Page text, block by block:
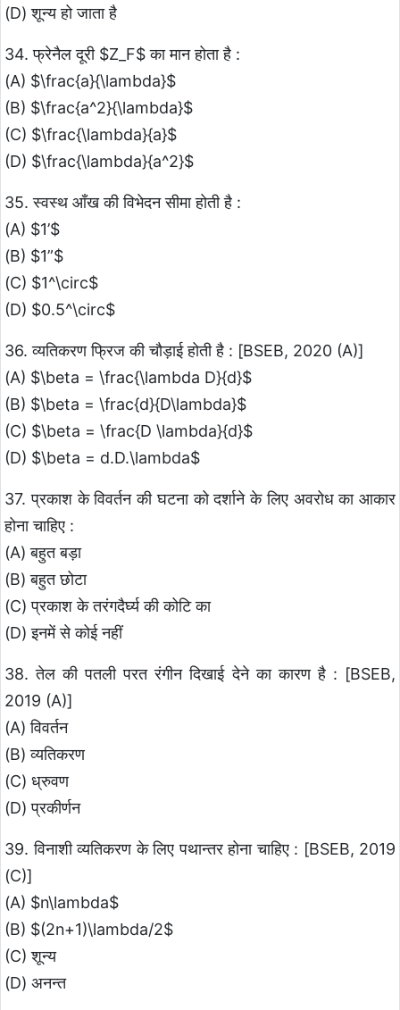
(D) शून्य हो जाता है
34. फ्रेनैल दूरी $Z_F$ का मान होता है :
(A) $\frac{a}{\lambda}$
(B) $\frac{a^2}{\lambda}$
(C) $\frac{\lambda}{a}$
(D) $\frac{\lambda}{a^2}$
35. स्वस्थ आँख की विभेदन सीमा होती है :
(A) $1’$
(B) $1”$
(C) $1^\circ$
(D) $0.5^\circ$
36. व्यतिकरण फ्रिज की चौड़ाई होती है : [BSEB, 2020 (A)]
(A) $\beta = \frac{\lambda D}{d}$
(B) $\beta = \frac{d}{D\lambda}$
(C) $\beta = \frac{D \lambda}{d}$
(D) $\beta = d.D.\lambda$
37. प्रकाश के विवर्तन की घटना को दर्शाने के लिए अवरोध का आकार
होना चाहिए :
(A) बहुत बड़ा
(B) बहुत छोटा
(C) प्रकाश के तरंगदैर्घ्य की कोटि का
(D) इनमें से कोई नहीं
38. तेल की पतली परत रंगीन दिखाई देने का कारण है : [BSEB,
2019 (A)]
(A) विवर्तन
(B) व्यतिकरण
(C) ध्रुवण
(D) प्रकीर्णन
39. विनाशी व्यतिकरण के लिए पथान्तर होना चाहिए : [BSEB, 2019
(C)]
(A) $n\lambda$
(B) $(2n+1)\lambda/2$
(C) शून्य
(D) अनन्त